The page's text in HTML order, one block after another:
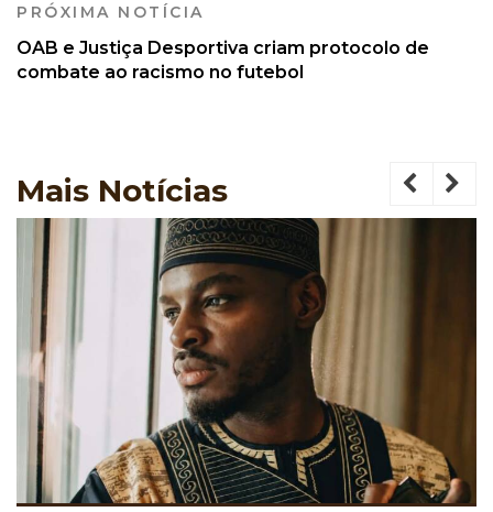
PRÓXIMA NOTÍCIA
OAB e Justiça Desportiva criam protocolo de
combate ao racismo no futebol
Mais Notícias